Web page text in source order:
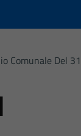
Comunale Del